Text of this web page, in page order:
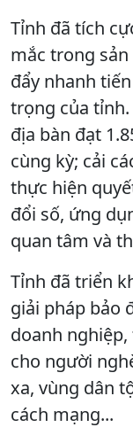
Tỉnh đã tích
mắc trong
đẩy nhanh
trọng của
địa bàn đạt
cùng kỳ; cải
thực hiện
đổi số, ứng
quan tâm và
Tỉnh đã triển
giải pháp bảo
doanh
cho người
xa, vùng dân
cách mạng...